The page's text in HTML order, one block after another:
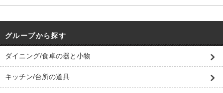
グループから探す
ダイニング/食卓の器と小物
キッチン/台所の道具